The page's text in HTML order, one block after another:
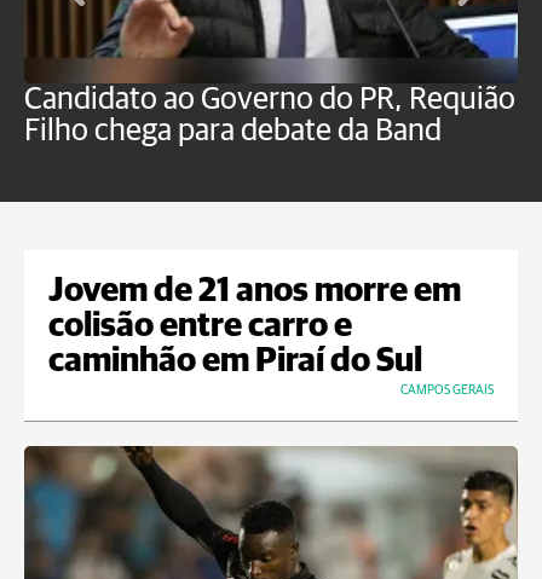
Candidato ao Governo do PR, Requião
Filho chega para debate da Band
Jovem de 21 anos morre em
colisão entre carro e
caminhão em Piraí do Sul
CAMPOS GERAIS